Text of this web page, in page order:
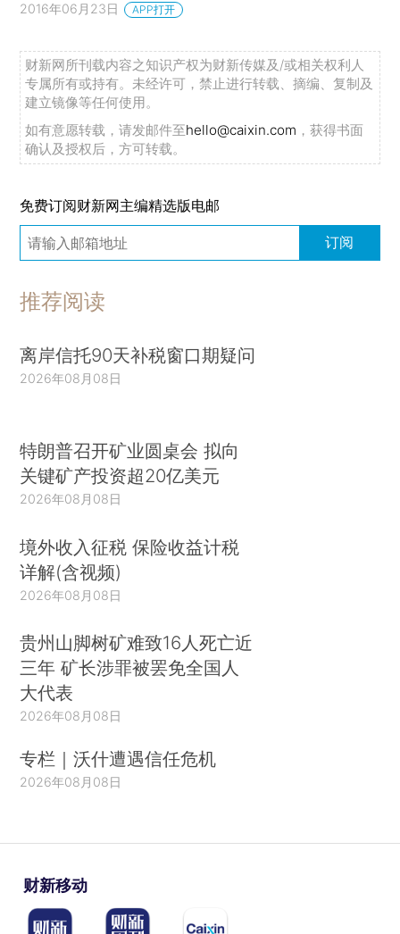
2016年06月23日 APP打开
财新网所刊载内容之知识产权为财新传媒及/或相关权利人
专属所有或持有。未经许可，禁止进行转载、摘编、复制及
建立镜像等任何使用。
如有意愿转载，请发邮件至hello@caixin.com ，获得书面
确认及授权后，方可转载。
免费订阅财新网主编精选版电邮
订阅
推荐阅读
离岸信托90天补税窗口期疑问
2026年08月08日
特朗普召开矿业圆桌会 拟向
关键矿产投资超20亿美元
2026年08月08日
境外收入征税 保险收益计税
详解(含视频)
2026年08月08日
贵州山脚树矿难致16人死亡近
三年 矿长涉罪被罢免全国人
大代表
2026年08月08日
专栏｜沃什遭遇信任危机
2026年08月08日
财新移动